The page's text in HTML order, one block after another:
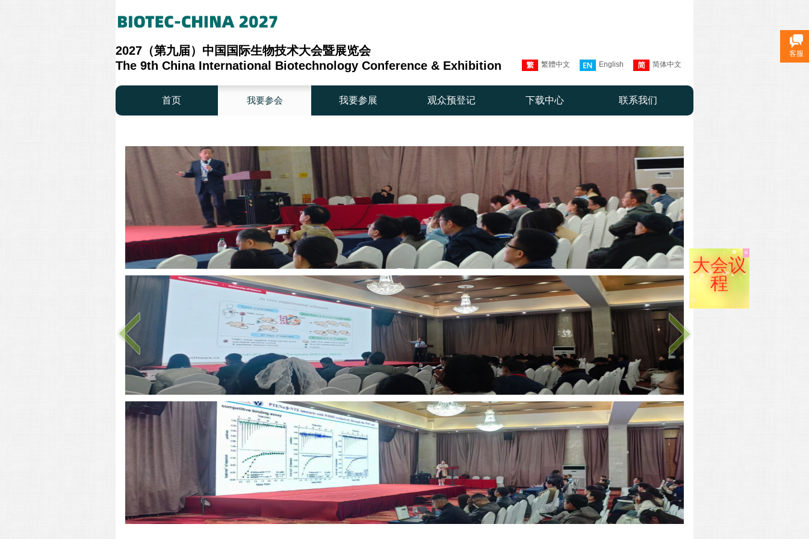
2027（第九届）中国国际生物技术大会暨展览会
The 9th China International Biotechnology Conference & Exhibition
繁體中文 English 简体中文
首页 我要参会 我要参展 观众预登记 下载中心 联系我们
大会议
程
客服